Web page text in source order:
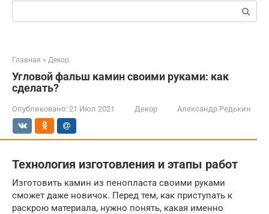
Поиск:
Главная » Декор
Угловой фальш камин своими руками: как
сделать?
Опубликовано: 21 Июл 2021 Декор Александр Редькин
Технология изготовления и этапы работ
Изготовить камин из пенопласта своими руками
сможет даже новичок. Перед тем, как приступать к
раскрою материала, нужно понять, какая именно